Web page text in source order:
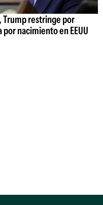
Trump restringe por
nacimiento en EEUU